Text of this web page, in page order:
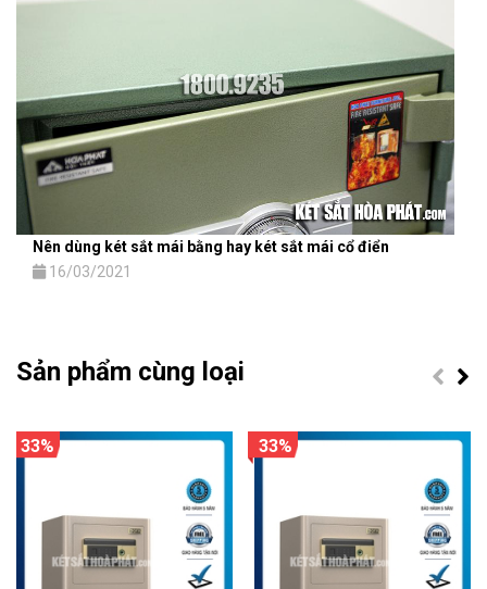
Nên dùng két sắt mái bằng hay két sắt mái cổ điển
16/03/2021
Sản phẩm cùng loại
33% 33%